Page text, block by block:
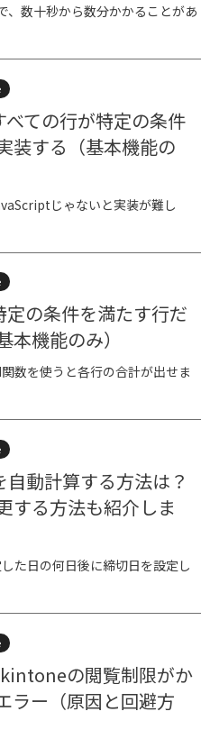
数十秒から数分かかることがあ
ての行が特定の条件
装する（基本機能の
じゃないと実装が難し
の条件を満たす行だ
機能のみ）
数を使うと各行の合計が出せま
動計算する方法は？
する方法も紹介しま
た日の何日後に締切日を設定し
の閲覧制限がか
ラー（原因と回避方